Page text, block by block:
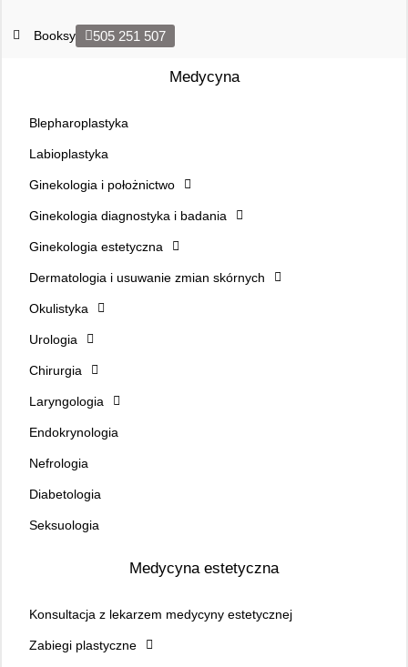
Booksy 505 251 507
Medycyna
Blepharoplastyka
Labioplastyka
Ginekologia i położnictwo
Ginekologia diagnostyka i badania
Ginekologia estetyczna
Dermatologia i usuwanie zmian skórnych
Okulistyka
Urologia
Chirurgia
Laryngologia
Endokrynologia
Nefrologia
Diabetologia
Seksuologia
Medycyna estetyczna
Konsultacja z lekarzem medycyny estetycznej
Zabiegi plastyczne